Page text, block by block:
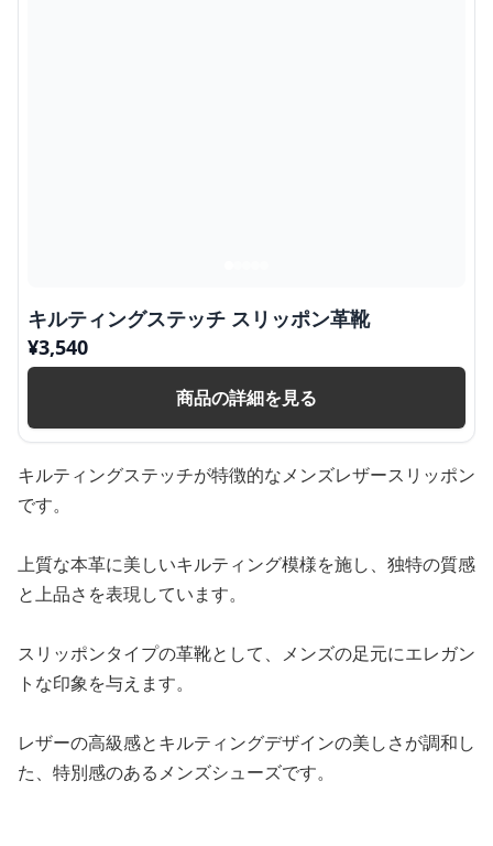
キルティングステッチ スリッポン革靴
¥3,540
商品の詳細を見る
キルティングステッチが特徴的なメンズレザースリッポン
です。
上質な本革に美しいキルティング模様を施し、独特の質感
と上品さを表現しています。
スリッポンタイプの革靴として、メンズの足元にエレガン
トな印象を与えます。
レザーの高級感とキルティングデザインの美しさが調和し
た、特別感のあるメンズシューズです。